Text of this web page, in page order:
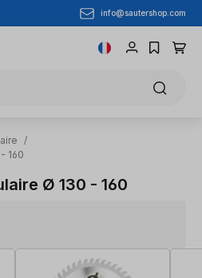
info@sautershop.com
/
160
Ø 130 - 160